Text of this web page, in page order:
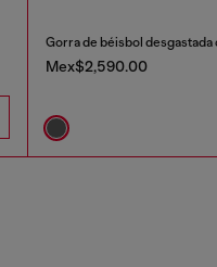
Gorra de béisbol
Mex$2,590.00